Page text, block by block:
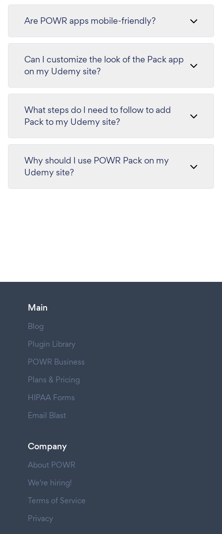
Are POWR apps mobile-friendly?
Can I customize the look of the Pack app
on my Udemy site?
What steps do I need to follow to add
Pack to my Udemy site?
Why should I use POWR Pack on my
Udemy site?
Main
Blog
Plugin Library
POWR Business
Plans & Pricing
HIPAA Forms
Email Blast
Company
About POWR
We're hiring!
Terms of Service
Privacy